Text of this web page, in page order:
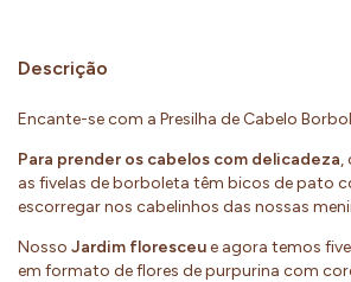
Descrição
Encante-se com a Presilha de Cabelo
Para prender os cabelos com delicadeza,
as fivelas de borboleta têm bicos de pato
escorregar nos cabelinhos das nossas
Nosso Jardim floresceue agora temos
em formato de flores de purpurina com